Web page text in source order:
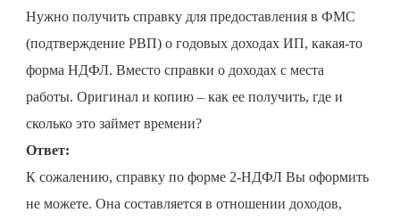
Нужно получить справку для предоставления в ФМС
(подтверждение РВП) о годовых доходах ИП, какая-то
форма НДФЛ. Вместо справки о доходах с места
работы. Оригинал и копию – как ее получить, где и
сколько это займет времени?
Ответ:
К сожалению, справку по форме 2-НДФЛ Вы оформить
не можете. Она составляется в отношении доходов,